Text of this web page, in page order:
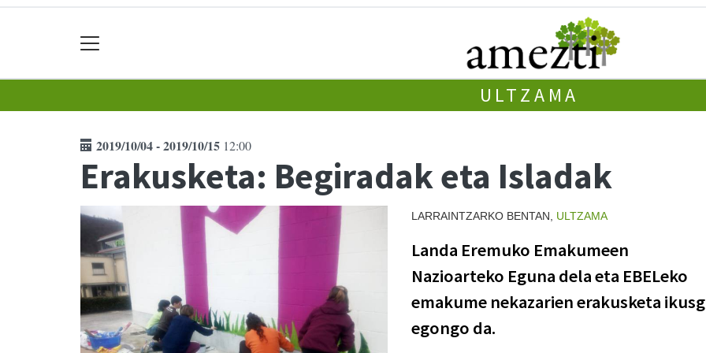
ULTZAMA
2019/10/04 - 2019/10/15 12:00
Erakusketa: Begiradak eta Isladak
LARRAINTZARKO BENTAN, ULTZAMA
Landa Eremuko Emakumeen
Nazioarteko Eguna dela eta EBELeko
emakume nekazarien erakusketa
egongo da.